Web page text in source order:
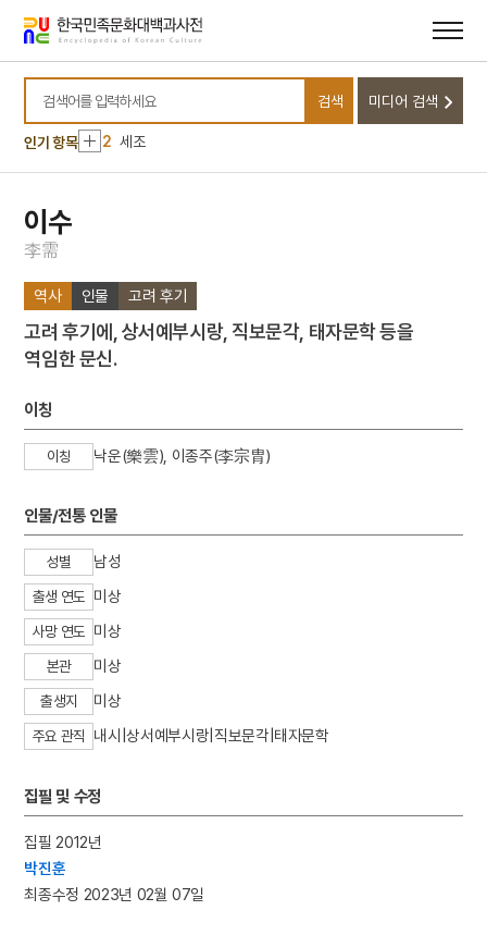
바로가기
바로가기
검색어를 입력하세요
검색 미디어 검색
인기 항목
10 세월호 참사
1 금성대군
2 세조
3 경기필하모닉오케스트라
7
법의학
8
색동회
9
1 금성대군
2
세조
4 북조선임시인민위원회
5 한명회
6 강수
7 법의학
8 색동회
9 색즉시공 공즉시색
10
세월호 참사
이수
李需
역사 인물 고려 후기
고려 후기에, 상서예부시랑, 직보문각, 태자문학 등을
역임한 문신.
이칭
이칭 낙운(樂雲), 이종주(李宗胄)
인물/전통 인물
성별 남성
출생 연도 미상
사망 연도 미상
본관 미상
출생지 미상
주요 관직 내시|상서예부시랑|직보문각|태자문학
집필 및 수정
집필 2012년
박진훈
최종수정 2023년 02월 07일